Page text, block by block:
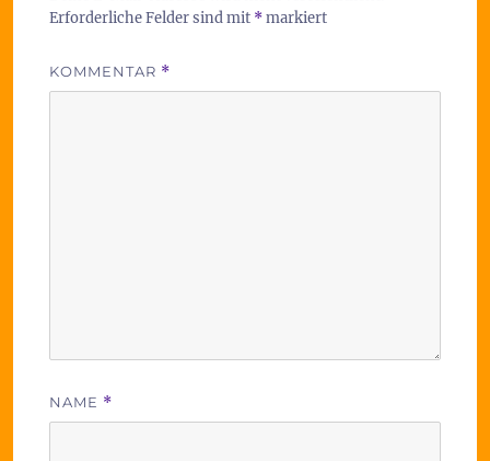
Erforderliche Felder sind mit *markiert
KOMMENTAR *
NAME *